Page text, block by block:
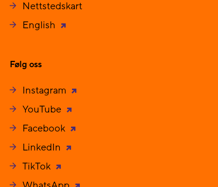
Nettstedskart
English
Følg oss
Instagram
YouTube
Facebook
LinkedIn
TikTok